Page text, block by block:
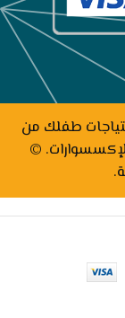
طفلك من
©